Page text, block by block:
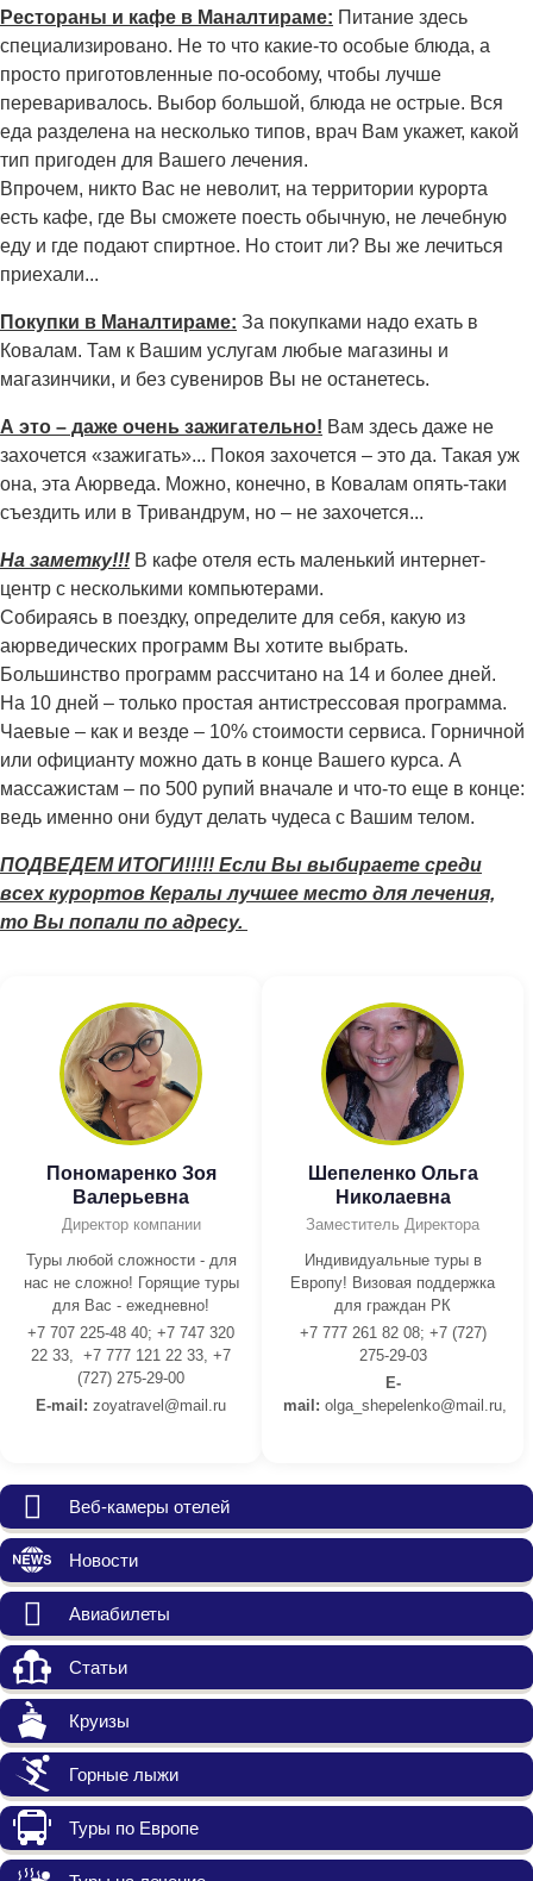
Рестораны и кафе в Маналтираме: Питание здесь
специализировано. Не то что какие-то особые блюда, а
просто приготовленные по-особому, чтобы лучше
переваривалось. Выбор большой, блюда не острые. Вся
еда разделена на несколько типов, врач Вам укажет, какой
тип пригоден для Вашего лечения.
Впрочем, никто Вас не неволит, на территории курорта
есть кафе, где Вы сможете поесть обычную, не лечебную
еду и где подают спиртное. Но стоит ли? Вы же лечиться
приехали...
Покупки в Маналтираме: За покупками надо ехать в
Ковалам. Там к Вашим услугам любые магазины и
магазинчики, и без сувениров Вы не останетесь.
А это – даже очень зажигательно! Вам здесь даже не
захочется «зажигать»... Покоя захочется – это да. Такая уж
она, эта Аюрведа. Можно, конечно, в Ковалам опять-таки
съездить или в Тривандрум, но – не захочется...
На заметку!!! В кафе отеля есть маленький интернет-
центр с несколькими компьютерами.
Собираясь в поездку, определите для себя, какую из
аюрведических программ Вы хотите выбрать.
Большинство программ рассчитано на 14 и более дней.
На 10 дней – только простая антистрессовая программа.
Чаевые – как и везде – 10% стоимости сервиса. Горничной
или официанту можно дать в конце Вашего курса. А
массажистам – по 500 рупий вначале и что-то еще в конце:
ведь именно они будут делать чудеса с Вашим телом.
ПОДВЕДЕМ ИТОГИ!!!!! Если Вы выбираете среди
всех курортов Кералы лучшее место для лечения,
то Вы попали по адресу.
Пономаренко Зоя
Валерьевна
Директор компании
Туры любой сложности - для
нас не сложно! Горящие туры
для Вас - ежедневно!
+7 707 225-48 40; +7 747 320
22 33, +7 777 121 22 33, +7
(727) 275-29-00
E-mail: zoyatravel@mail.ru
Шепеленко Ольга
Николаевна
Заместитель Директора
Индивидуальные туры в
Европу! Визовая поддержка
для граждан РК
+7 777 261 82 08; +7 (727)
275-29-03
E-
mail: olga_shepelenko@mail.ru,
Веб-камеры отелей
Новости
Авиабилеты
Статьи
Круизы
Горные лыжи
Туры по Европе